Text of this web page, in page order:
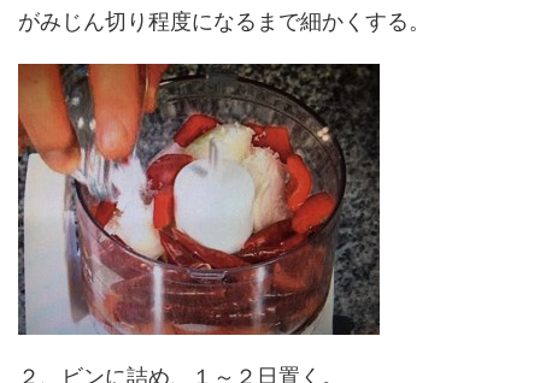
がみじん切り程度になるまで細かくする。
２、ビンに詰め、１～２日置く。